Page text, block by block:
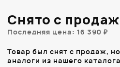
Снято с продаж
Последняя цена: 16 390 ₽
Товар был снят с продаж,
аналоги из нашего каталога